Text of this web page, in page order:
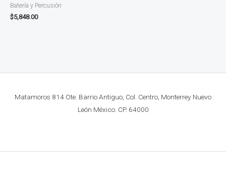
Batería y Percusión
$5,848.00
Matamoros 814 Ote. Barrio Antiguo, Col. Centro, Monterrey Nuevo
León México. CP. 64000